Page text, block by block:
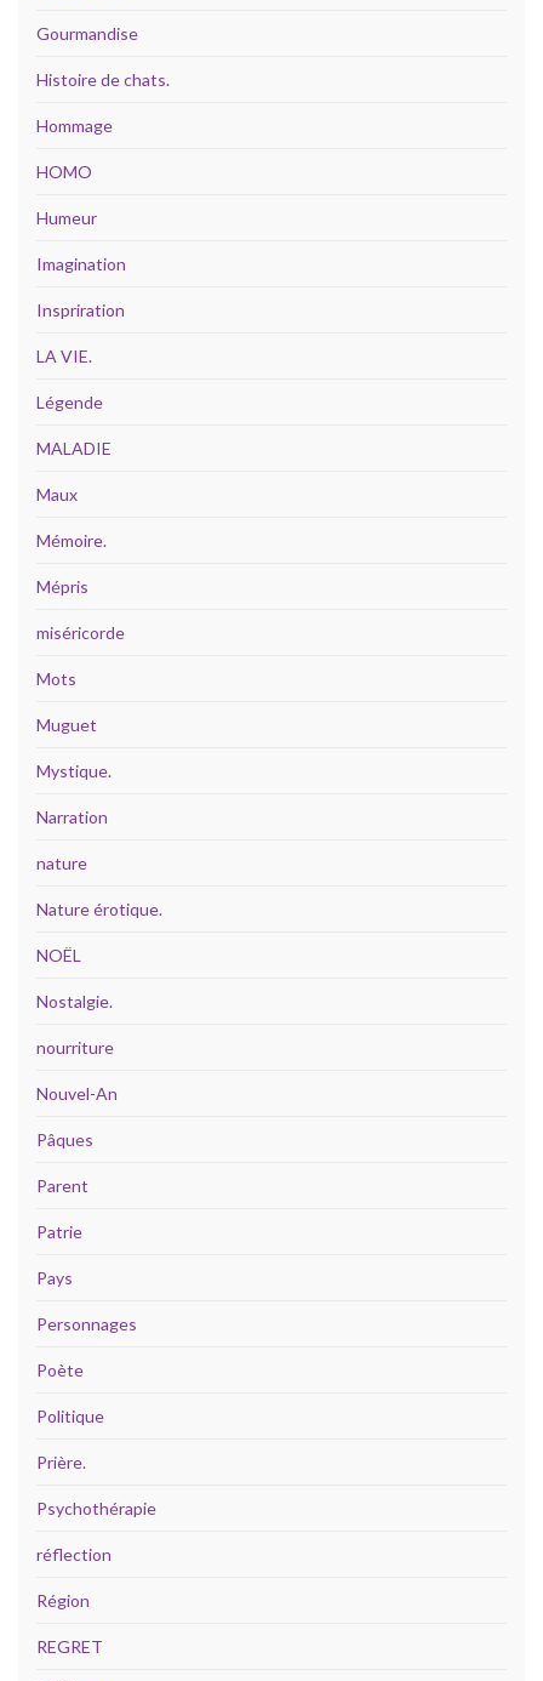
Gourmandise
Histoire de chats.
Hommage
HOMO
Humeur
Imagination
Inspriration
LA VIE.
Légende
MALADIE
Maux
Mémoire.
Mépris
miséricorde
Mots
Muguet
Mystique.
Narration
nature
Nature érotique.
NOËL
Nostalgie.
nourriture
Nouvel-An
Pâques
Parent
Patrie
Pays
Personnages
Poète
Politique
Prière.
Psychothérapie
réflection
Région
REGRET